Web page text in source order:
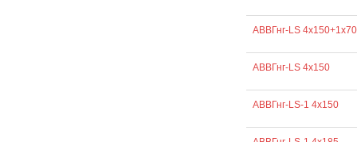
АВВГнг-LS 4х150+1х70
АВВГнг-LS 4х150
АВВГнг-LS-1 4х150